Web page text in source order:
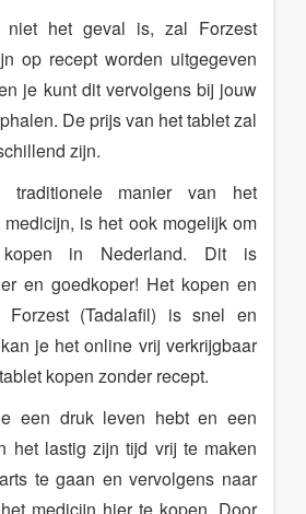
het geval is, zal Forzest
op recept worden uitgegeven
je kunt dit vervolgens bij jouw
De prijs van het tablet zal
zijn.
traditionele manier van het
is het ook mogelijk om
in Nederland. Dit is
en goedkoper! Het kopen en
(Tadalafil) is snel en
je het online vrij verkrijgbaar
kopen zonder recept.
een druk leven hebt en een
het lastig zijn tijd vrij te maken
te gaan en vervolgens naar